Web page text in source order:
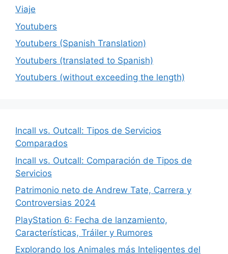
Viaje
Youtubers
Youtubers (Spanish Translation)
Youtubers (translated to Spanish)
Youtubers (without exceeding the length)
Incall vs. Outcall: Tipos de Servicios
Comparados
Incall vs. Outcall: Comparación de Tipos de
Servicios
Patrimonio neto de Andrew Tate, Carrera y
Controversias 2024
PlayStation 6: Fecha de lanzamiento,
Características, Tráiler y Rumores
Explorando los Animales más Inteligentes del